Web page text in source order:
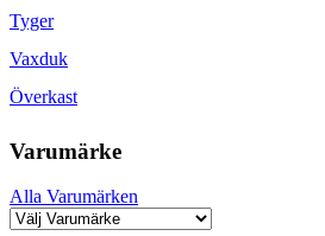
Tyger
Vaxduk
Överkast
Varumärke
Alla Varumärken